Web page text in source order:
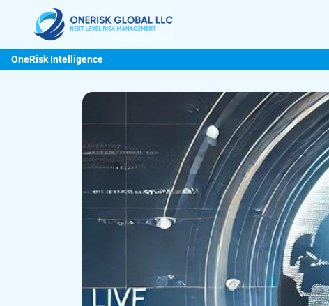
OneRisk Intelligence